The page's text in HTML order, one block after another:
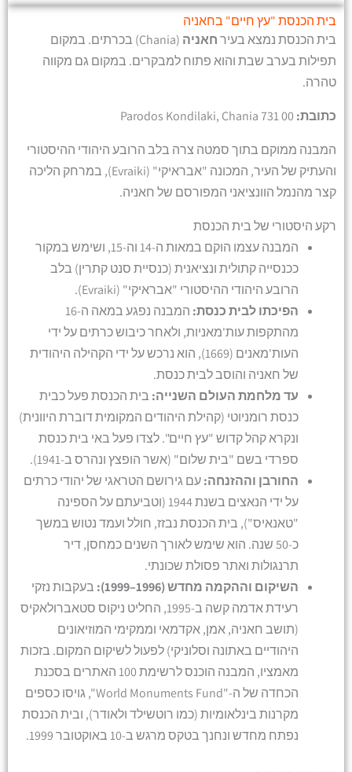
בית הכנסת "עץ חיים" בחאניה
בית הכנסת נמצא בעירחאניה
(Chania) בכרתים. במקום
תפילות בערב שבת והוא פתוח למבקרים. במקום גם מקווה
טהרה.
כתובת: Parodos Kondilaki, Chania 731 00
המבנה ממוקם בתוך סמטה צרה בלב הרובע היהודי ההיסטורי
והעתיק של העיר, המכונה "אבראיקי" (Evraiki), במרחק הליכה
קצר מהנמל הוונציאני המפורסם של חאניה.
רקע היסטורי של בית הכנסת
המבנה עצמו הוקם במאות ה-14 וה-15, ושימש במקור
ככנסייה קתולית ונציאנית (כנסיית סנט קתרין) בלב
הרובע היהודי ההיסטורי "אבראיקי" (Evraiki).
הפיכתו לבית כנסת:
המבנה נפגע במאה ה-16
מהתקפות עות'מאניות, ולאחר כיבוש כרתים על ידי
העות'מאנים (1669), הוא נרכש על ידי הקהילה היהודית
של חאניה והוסב לבית כנסת.
עד מלחמת העולם השנייה: בית הכנסת פעל כבית
כנסת רומניוטי (קהילת היהודים המקומית דוברת היוונית)
ונקרא קהל קדוש "עץ חיים". לצדו פעל באי בית כנסת
ספרדי בשם "בית שלום" (אשר הופצץ ונהרס ב-1941).
החורבן וההזנחה:עם גירושם הטראגי של יהודי כרתים
על ידי הנאצים בשנת 1944 (וטביעתם על הספינה
"טאנאיס"), בית הכנסת נבזז, חולל ועמד נטוש במשך
כ-50 שנה. הוא שימש לאורך השנים כמחסן, דיר
תרנגולות ואתר פסולת שכונתי.
השיקום וההקמה מחדש (1996–1999):
בעקבות נזקי
רעידת אדמה קשה ב-1995, החליט ניקוס סטאברולאקיס
(תושב חאניה, אמן, אקדמאי וממקימי המוזיאונים
היהודיים באתונה וסלוניקי) לפעול לשיקום המקום. בזכות
מאמציו, המבנה הוכנס לרשימת 100 האתרים בסכנת
הכחדה של ה-"World Monuments Fund", גויסו כספים
מקרנות בינלאומיות (כמו רוטשילד ולאודר), ובית הכנסת
נפתח מחדש ונחנך בטקס מרגש ב-10 באוקטובר 1999.